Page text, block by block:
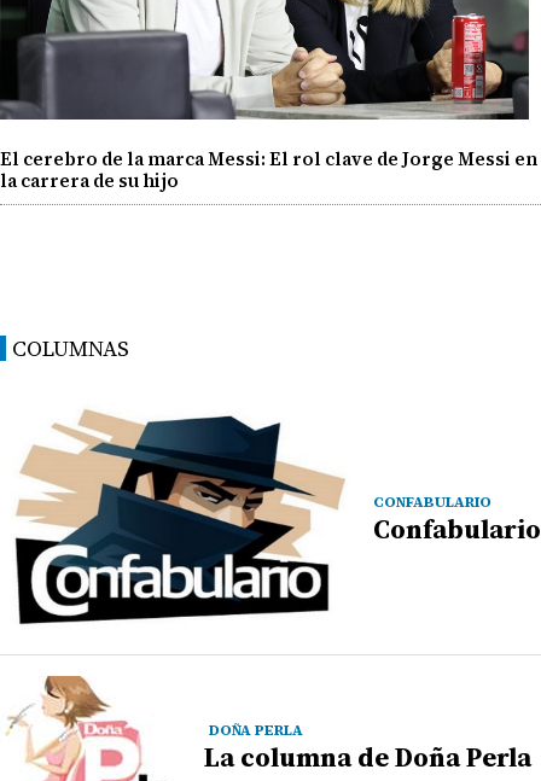
El cerebro de la marca Messi: El rol clave de Jorge Messi en
la carrera de su hijo
COLUMNAS
CONFABULARIO
Confabulario
DOÑA PERLA
La columna de Doña Perla